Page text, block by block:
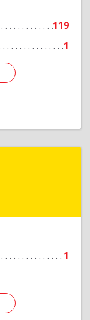
119
1
1